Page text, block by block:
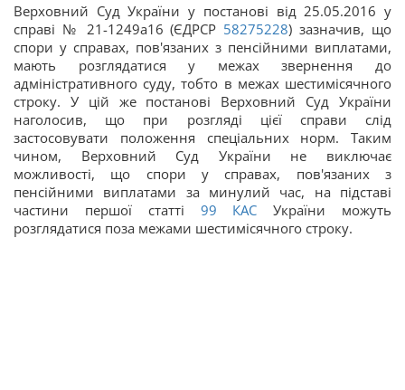
Верховний Суд України у постанові від 25.05.2016 у
справі № 21-1249а16 (ЄДРСР 58275228) зазначив, що
спори у справах, пов'язаних з пенсійними виплатами,
мають розглядатися у межах звернення до
адміністративного суду, тобто в межах шестимісячного
строку. У цій же постанові Верховний Суд України
наголосив, що при розгляді цієї справи слід
застосовувати положення спеціальних норм. Таким
чином, Верховний Суд України не виключає
можливості, що спори у справах, пов'язаних з
пенсійними виплатами за минулий час, на підставі
частини першої статті 99 КАС України можуть
розглядатися поза межами шестимісячного строку.